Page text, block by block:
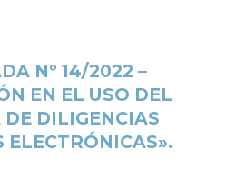
Nº 14/2022 –
EN EL USO DEL
DE DILIGENCIAS
ELECTRÓNICAS».